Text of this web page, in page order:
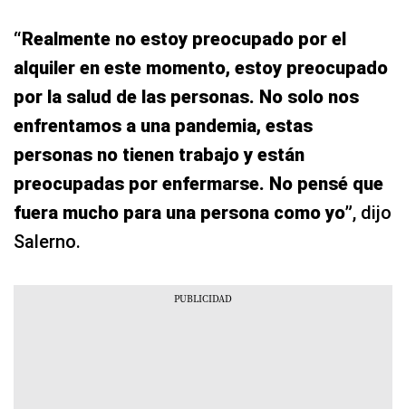
“Realmente no estoy preocupado por el
alquiler en este momento, estoy preocupado
por la salud de las personas. No solo nos
enfrentamos a una pandemia, estas
personas no tienen trabajo y están
preocupadas por enfermarse. No pensé que
fuera mucho para una persona como yo”, dijo
Salerno.